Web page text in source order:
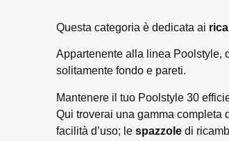
Questa categoria è dedicata ai
Appartenente alla linea Poolstyle,
solitamente fondo e pareti.
Mantenere il tuo Poolstyle 30
Qui troverai una gamma completa
facilità d’uso; le spazzoledi